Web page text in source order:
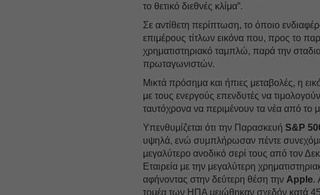
το θετικό διεθνές κλίμα”.
Σε αντίθετη περίπτωση, το όποιο
επιμέρους τίτλων εικόνα που, προς το
χρηματιστηριακό ταμπλώ, παρά την
πρωταγωνιστών.
Μικτά πρόσημα και ήπιες μεταβολές, η
με τους ενεργούς επενδυτές να
ταυτόχρονα να περιμένουν τα νέα από
Υπενθυμίζεται ότι την Παρασκευή S&P
υψηλά, ενώ συμπλήρωσαν πέντε
μεγαλύτερο ανοδικό σερί τους από τον
Εταιρεία με την μεγαλύτερη
αφήνοντας στην δεύτερη θέση την Apple.
τομέα των ΗΠΑ μειώθηκαν σχεδόν κατά